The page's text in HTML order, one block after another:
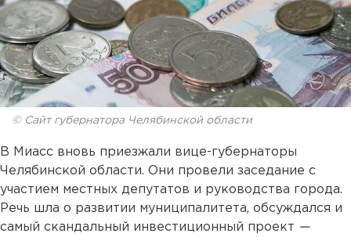
© Сайт губернатора Челябинской области
В Миасс вновь приезжали вице-губернаторы
Челябинской области. Они провели заседание с
участием местных депутатов и руководства города.
Речь шла о развитии муниципалитета, обсуждался и
самый скандальный инвестиционный проект —